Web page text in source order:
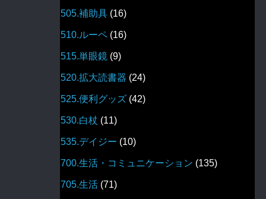
505.補助具 (16)
510.ルーペ (16)
515.単眼鏡 (9)
520.拡大読書器 (24)
525.便利グッズ (42)
530.白杖 (11)
535.デイジー (10)
700.生活・コミュニケーション (135)
705.生活 (71)